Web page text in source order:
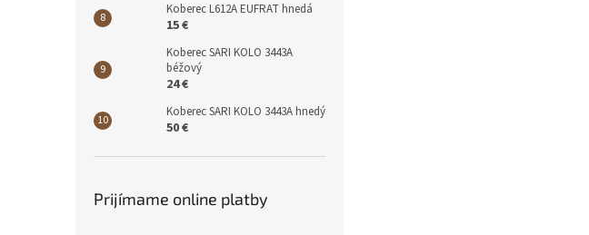
Koberec L612A EUFRAT hnedá
15 €
Koberec SARI KOLO 3443A
béžový
24 €
Koberec SARI KOLO 3443A hnedý
50 €
Prijímame online platby